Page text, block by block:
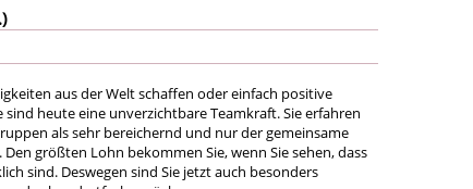
aus der Welt schaffen oder einfach positive
sind heute eine unverzichtbare Teamkraft. Sie erfahren
als sehr bereichernd und nur der gemeinsame
Den größten Lohn bekommen Sie, wenn Sie sehen, dass
sind. Deswegen sind Sie jetzt auch besonders